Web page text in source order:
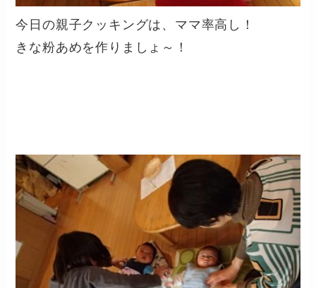
今日の親子クッキングは、ママ率高し！
きな粉あめを作りましょ～！